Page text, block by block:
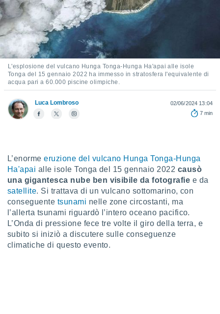
simili,
di
la
per
a
clic sul
di
nostri
il
IMPOSTAZIONI
L'esplosione del vulcano Hunga Tonga-Hunga Ha'apai alle isole
Tonga del 15 gennaio 2022 ha immesso in stratosfera l'equivalente di
acqua pari a 60.000 piscine olimpiche.
Luca Lombroso
02/06/2024 13:04
7 min
L’enormeeruzione del vulcano Hunga Tonga-Hunga
Ha'apai alle isole Tonga del 15 gennaio 2022 causò
una gigantesca nube ben visibile da fotografie e da
satellite. Si trattava di un vulcano sottomarino, con
conseguente tsunami nelle zone circostanti, ma
l’allerta tsunami riguardò l’intero oceano pacifico.
L’Onda di pressione fece tre volte il giro della terra, e
subito si iniziò a discutere sulle conseguenze
climatiche di questo evento.